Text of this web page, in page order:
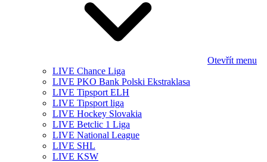
Otevřít menu
LIVE Chance Liga
LIVE PKO Bank Polski Ekstraklasa
LIVE Tipsport ELH
LIVE Tipsport liga
LIVE Hockey Slovakia
LIVE Betclic 1 Liga
LIVE National League
LIVE SHL
LIVE KSW